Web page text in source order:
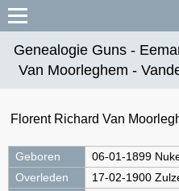
Genealogie Guns -
Van Moorleghem -
Florent Richard Van
Geboren
06-01-1899
Overleden
17-02-1900